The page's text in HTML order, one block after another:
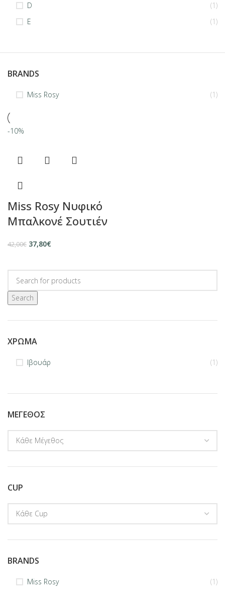
Search
ΧΡΏΜΑ
Ιβουάρ (1)
ΜΈΓΕΘΟΣ
CUP
BRANDS
Miss Rosy (1)
D
(1)
E
(1)
BRANDS
Miss Rosy (1)
-10%
Miss Rosy Νυφικό
Μπαλκονέ Σουτιέν
42,00€ 37,80€